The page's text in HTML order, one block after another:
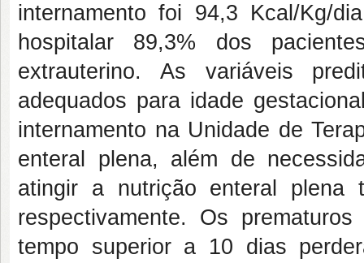
internamento foi 94,3 Kcal/Kg/
hospitalar 89,3% dos
extrauterino. As variáveis
adequados para idade
internamento na Unidade de
enteral plena, além de
atingir a nutrição enteral
respectivamente. Os
tempo superior a 10 dias